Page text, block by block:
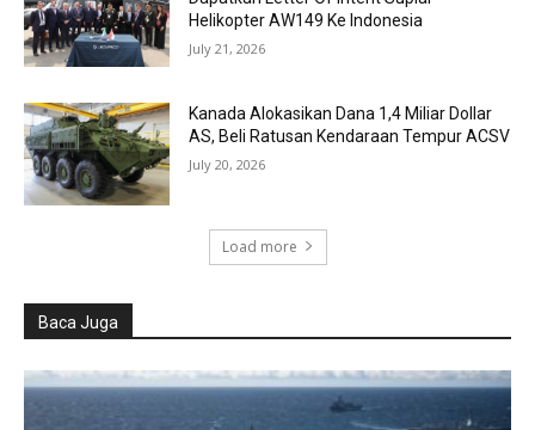
Helikopter AW149 Ke Indonesia
July 21, 2026
Kanada Alokasikan Dana 1,4 Miliar Dollar
AS, Beli Ratusan Kendaraan Tempur ACSV
July 20, 2026
Load more
Baca Juga